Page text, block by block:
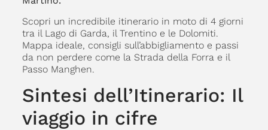
Scopri un incredibile itinerario in moto di 4 giorni
tra il Lago di Garda, il Trentino e le Dolomiti.
Mappa ideale, consigli sull’abbigliamento e passi
da non perdere come la Strada della Forra e il
Passo Manghen.
Sintesi dell’Itinerario: Il
viaggio in cifre